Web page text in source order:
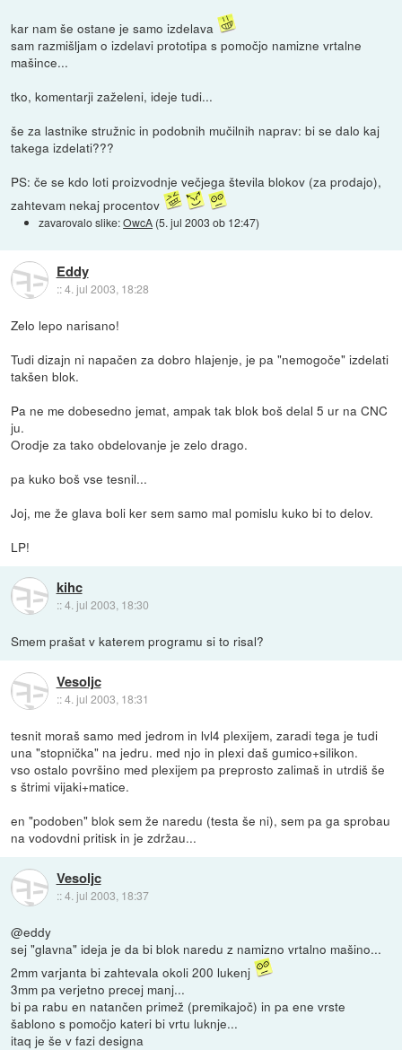
kar nam še ostane je samo izdelava
sam razmišljam o izdelavi prototipa s pomočjo namizne vrtalne
mašince...
tko, komentarji zaželeni, ideje tudi...
še za lastnike stružnic in podobnih mučilnih naprav: bi se dalo kaj
takega izdelati???
PS: če se kdo loti proizvodnje večjega števila blokov (za prodajo),
zahtevam nekaj procentov
zavarovalo slike:OwcA (5. jul 2003 ob 12:47)
Eddy
::4. jul 2003, 18:28
Zelo lepo narisano!
Tudi dizajn ni napačen za dobro hlajenje, je pa "nemogoče" izdelati
takšen blok.
Pa ne me dobesedno jemat, ampak tak blok boš delal 5 ur na CNC
ju.
Orodje za tako obdelovanje je zelo drago.
pa kuko boš vse tesnil...
Joj, me že glava boli ker sem samo mal pomislu kuko bi to delov.
LP!
kihc
::4. jul 2003, 18:30
Smem prašat v katerem programu si to risal?
Vesoljc
::4. jul 2003, 18:31
tesnit moraš samo med jedrom in lvl4 plexijem, zaradi tega je tudi
una "stopnička" na jedru. med njo in plexi daš gumico+silikon.
vso ostalo površino med plexijem pa preprosto zalimaš in utrdiš še
s štrimi vijaki+matice.
en "podoben" blok sem že naredu (testa še ni), sem pa ga sprobau
na vodovdni pritisk in je zdržau...
Vesoljc
::4. jul 2003, 18:37
@eddy
sej "glavna" ideja je da bi blok naredu z namizno vrtalno mašino...
2mm varjanta bi zahtevala okoli 200 lukenj
3mm pa verjetno precej manj...
bi pa rabu en natančen primež (premikajoč) in pa ene vrste
šablono s pomočjo kateri bi vrtu luknje...
itaq je še v fazi designa